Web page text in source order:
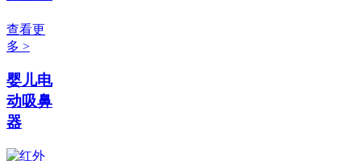
查看更
多 >
婴儿电
动吸鼻
器